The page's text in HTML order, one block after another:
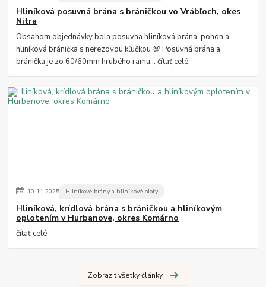
Hliníková posuvná brána s bráničkou vo Vrábľoch, okes
Nitra
Obsahom objednávky bola posuvná hliníková brána, pohon a
hliníková bránička s nerezovou kľučkou 💯 Posuvná brána a
bránička je zo 60/60mm hrubého rámu...čítať celé
10.11.2025 Hliníkové brány a hliníkové ploty
Hliníková, krídlová brána s bráničkou a hliníkovým
oplotením v Hurbanove, okres Komárno
čítať celé
Zobraziť všetky články